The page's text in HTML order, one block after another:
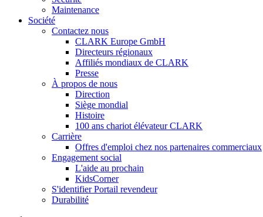
Maintenance
Société
Contactez nous
CLARK Europe GmbH
Directeurs régionaux
Affiliés mondiaux de CLARK
Presse
À propos de nous
Direction
Siège mondial
Histoire
100 ans chariot élévateur CLARK
Carrière
Offres d'emploi chez nos partenaires commerciaux
Engagement social
L'aide au prochain
KidsCorner
S'identifier Portail revendeur
Durabilité